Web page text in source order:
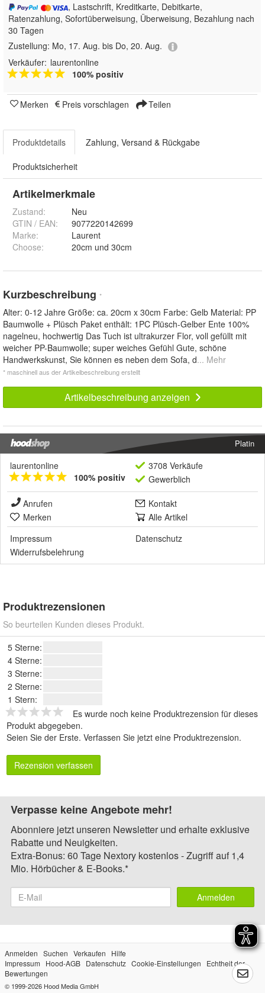
, Lastschrift, Kreditkarte, Debitkarte,
Ratenzahlung, Sofortüberweisung, Überweisung, Bezahlung nach
30 Tagen
Zustellung: Mo, 17. Aug. bis Do, 20. Aug.
Verkäufer: laurentonline
100% positiv
Merken Preis vorschlagen Teilen
Produktdetails Zahlung, Versand & Rückgabe
Produktsicherheit
Artikelmerkmale
Zustand:
Neu
GTIN / EAN:
9077220142699
Marke:
Laurent
Choose: 20cm und 30cm
Kurzbeschreibung *
Alter: 0-12 Jahre Größe: ca. 20cm x 30cm Farbe: Gelb Material: PP
Baumwolle + Plüsch Paket enthält: 1PC Plüsch-Gelber Ente 100%
nagelneu, hochwertig Das Tuch ist ultrakurzer Flor, voll gefüllt mit
weicher PP-Baumwolle; super weiches Gefühl Gute, schöne
Handwerkskunst, Sie können es neben dem Sofa, d... Mehr
* maschinell aus der Artikelbeschreibung erstellt
Artikelbeschreibung anzeigen
Platin
laurentonline
100% positiv
3708 Verkäufe
Gewerblich
Anrufen
Kontakt
Merken
Alle Artikel
Impressum
Datenschutz
Widerrufsbelehrung
Produktrezensionen
So beurteilen Kunden dieses Produkt.
5 Sterne:
4 Sterne:
3 Sterne:
2 Sterne:
1 Stern:
Es wurde noch keine Produktrezension für dieses
Produkt abgegeben.
Seien Sie der Erste. Verfassen Sie jetzt eine Produktrezension.
Rezension verfassen
Verpasse keine Angebote mehr!
Abonniere jetzt unseren Newsletter und erhalte exklusive
Rabatte und Neuigkeiten.
Extra-Bonus: 60 Tage Nextory kostenlos - Zugriff auf 1,4
Mio. Hörbücher & E-Books.*
Anmelden
Anmelden Suchen Verkaufen
Hilfe
Impressum
Hood-AGB Datenschutz Cookie-Einstellungen
Echtheit der
Bewertungen
© 1999-2026 Hood Media GmbH